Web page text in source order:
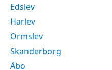
Edslev
Harlev
Ormslev
Skanderborg
Åbo